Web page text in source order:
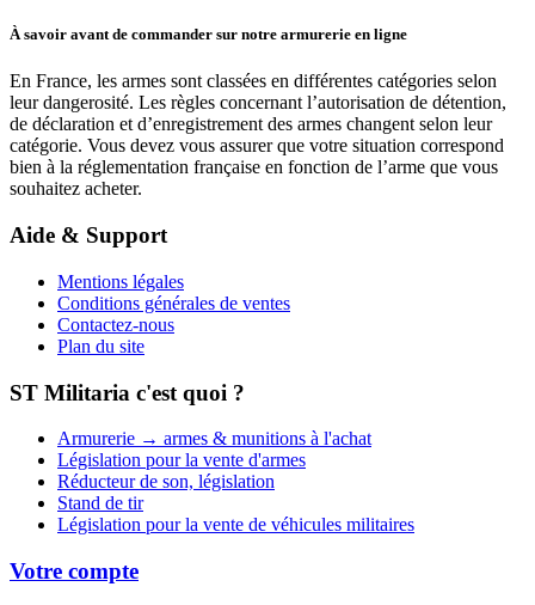
À savoir avant de commander sur notre armurerie en ligne
En France, les armes sont classées en différentes catégories selon
leur dangerosité. Les règles concernant l’autorisation de détention,
de déclaration et d’enregistrement des armes changent selon leur
catégorie. Vous devez vous assurer que votre situation correspond
bien à la réglementation française en fonction de l’arme que vous
souhaitez acheter.
Aide & Support
Mentions légales
Conditions générales de ventes
Contactez-nous
Plan du site
ST Militaria c'est quoi ?
Armurerie → armes & munitions à l'achat
Législation pour la vente d'armes
Réducteur de son, législation
Stand de tir
Législation pour la vente de véhicules militaires
Votre compte